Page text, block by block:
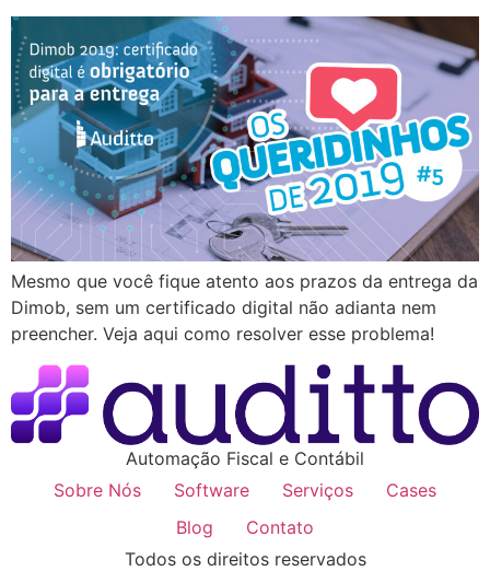
Mesmo que você fique atento aos prazos da entrega da
Dimob, sem um certificado digital não adianta nem
preencher. Veja aqui como resolver esse problema!
Automação Fiscal e Contábil
Sobre Nós
Software Serviços
Cases
Blog
Contato
Todos os direitos reservados